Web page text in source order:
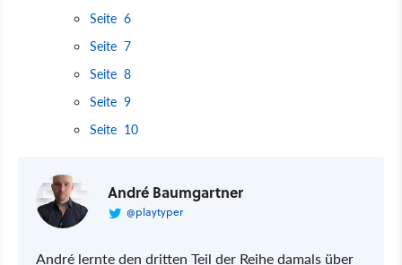
Seite 6
Seite 7
Seite 8
Seite 9
Seite 10
André Baumgartner
@playtyper
André lernte den dritten Teil der Reihe damals über